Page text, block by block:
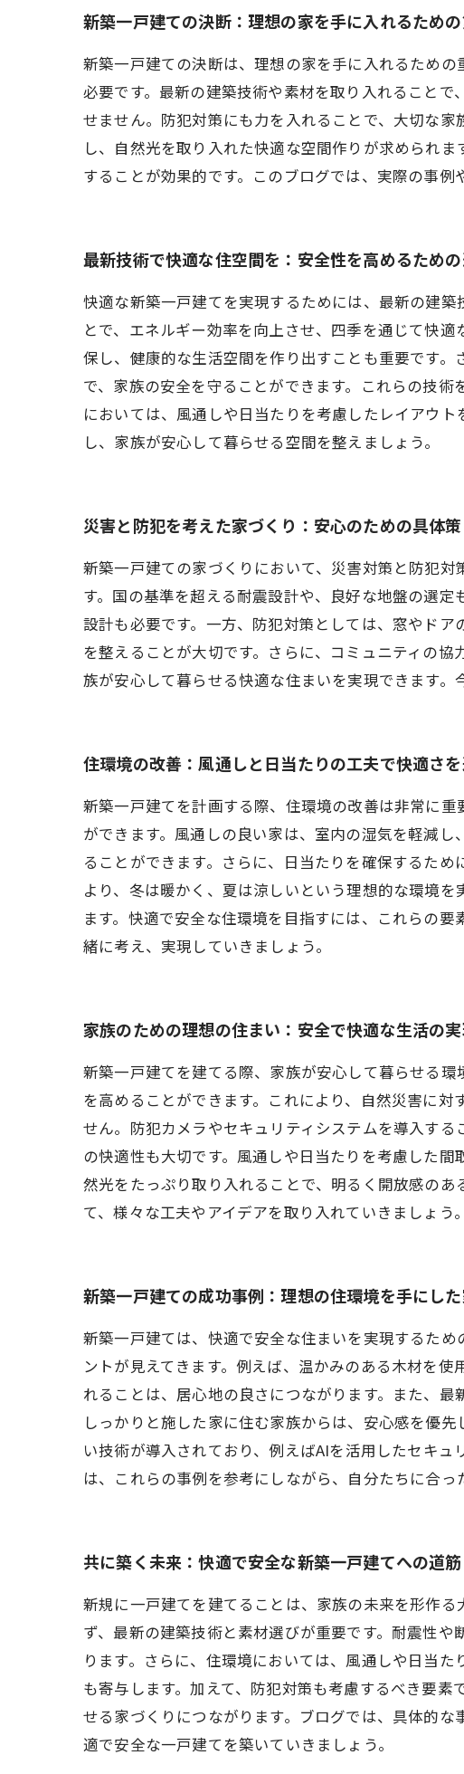
共に築
新築一戸建ての決断：理想の家を手に入れるため
新築一戸建ての決断は、理想の家を手に入れるため
必要です。最新の建築技術や素材を取り入れること
せません。防犯対策にも力を入れることで、大切な
し、自然光を取り入れた快適な空間作りが求められ
することが効果的です。このブログでは、実際の事
最新技術で快適な住空間を：安全性を高めるため
快適な新築一戸建てを実現するためには、最新の建
とで、エネルギー効率を向上させ、四季を通じて快
保し、健康的な生活空間を作り出すことも重要です
で、家族の安全を守ることができます。これらの技
においては、風通しや日当たりを考慮したレイアウ
し、家族が安心して暮らせる空間を整えましょう。
災害と防犯を考えた家づくり：安心のための具体策
新築一戸建ての家づくりにおいて、災害対策と防犯
す。国の基準を超える耐震設計や、良好な地盤の選
設計も必要です。一方、防犯対策としては、窓やド
を整えることが大切です。さらに、コミュニティの
族が安心して暮らせる快適な住まいを実現できます。
住環境の改善：風通しと日当たりの工夫で快適さ
新築一戸建てを計画する際、住環境の改善は非常に
ができます。風通しの良い家は、室内の湿気を軽減
ることができます。さらに、日当たりを確保するた
より、冬は暖かく、夏は涼しいという理想的な環境
ます。快適で安全な住環境を目指すには、これらの
緒に考え、実現していきましょう。
家族のための理想の住まい：安全で快適な生活の
新築一戸建てを建てる際、家族が安心して暮らせる
を高めることができます。これにより、自然災害に
せん。防犯カメラやセキュリティシステムを導入す
の快適性も大切です。風通しや日当たりを考慮した
然光をたっぷり取り入れることで、明るく開放感の
て、様々な工夫やアイデアを取り入れていきましょう
新築一戸建ての成功事例：理想の住環境を手にし
新築一戸建ては、快適で安全な住まいを実現するた
ントが見えてきます。例えば、温かみのある木材を
れることは、居心地の良さにつながります。また、
しっかりと施した家に住む家族からは、安心感を優
い技術が導入されており、例えばAIを活用したセキ
は、これらの事例を参考にしながら、自分たちに合っ
共に築く未来：快適で安全な新築一戸建てへの道筋
新規に一戸建てを建てることは、家族の未来を形作
ず、最新の建築技術と素材選びが重要です。耐震性
ります。さらに、住環境においては、風通しや日当
も寄与します。加えて、防犯対策も考慮するべき要
せる家づくりにつながります。ブログでは、具体的
適で安全な一戸建てを築いていきましょう。